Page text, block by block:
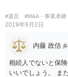
#遺言 #M&A・事業承継
2019年9月2日
内藤 政信
相続人でないと保
いいでしょう。 ま